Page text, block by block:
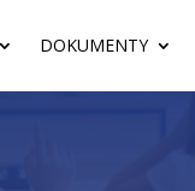
DOKUMENTY